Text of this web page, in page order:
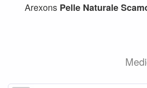
Arexons Pelle Naturale